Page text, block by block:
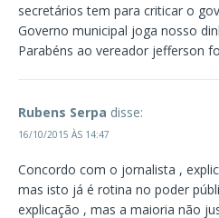
secretários tem para criticar o
Governo municipal joga nosso
Parabéns ao vereador jefferson
Rubens Serpa disse:
16/10/2015 ÀS 14:47
Concordo com o jornalista ,
mas isto já é rotina no poder
explicação , mas a maioria não